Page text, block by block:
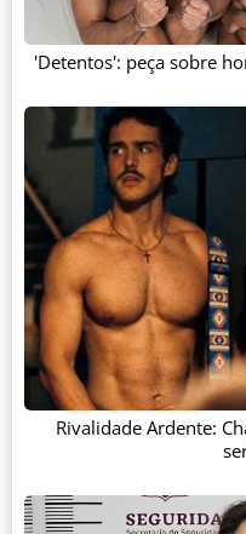
'Detentos': peça sobre
Rivalidade Ardente: